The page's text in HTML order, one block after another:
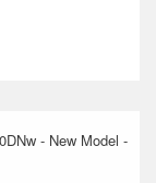
- New Model -